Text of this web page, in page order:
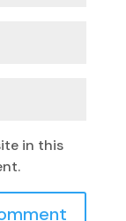
in this